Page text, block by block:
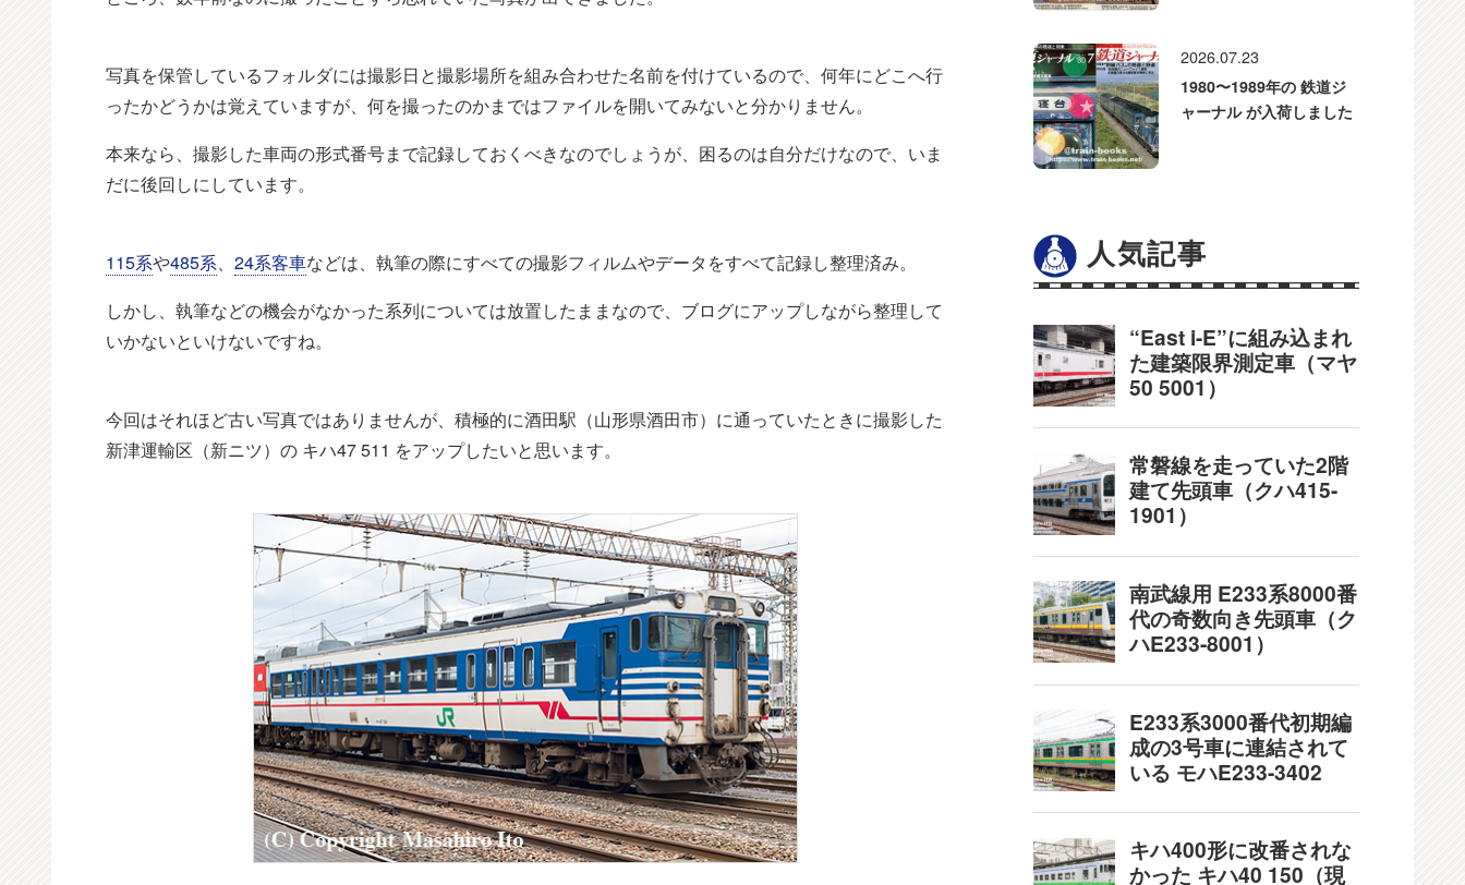
写真を保管しているフォルダには撮影日と撮影場所を組み合わせた名前を付けているので、何年にどこへ行
ったかどうかは覚えていますが、何を撮ったのかまではファイルを開いてみないと分かりません。
本来なら、撮影した車両の形式番号まで記録しておくべきなのでしょうが、困るのは自分だけなので、いま
だに後回しにしています。
115系や485系、 24系客車などは、執筆の際にすべての撮影フィルムやデータをすべて記録し整理済み。
しかし、執筆などの機会がなかった系列については放置したままなので、ブログにアップしながら整理して
いかないといけないですね。
今回はそれほど古い写真ではありませんが、積極的に酒田駅（山形県酒田市）に通っていたときに撮影した
新津運輸区（新ニツ）の キハ47 511 をアップしたいと思います。
2026.07.23
1980〜1989年の 鉄道ジ
ャーナル が入荷しました
人気記事